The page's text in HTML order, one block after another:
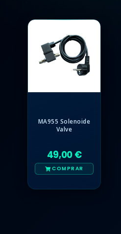
MA955 Solenoide
Valve
49,00 €
COMPRAR